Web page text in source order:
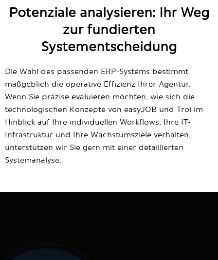
Potenziale analysieren: Ihr Weg
zur fundierten
Systementscheidung
Die Wahl des passenden ERP-Systems bestimmt
maßgeblich die operative Effizienz Ihrer Agentur.
Wenn Sie präzise evaluieren möchten, wie sich die
technologischen Konzepte von easyJOB und Troi im
Hinblick auf Ihre individuellen Workflows, Ihre IT-
Infrastruktur und Ihre Wachstumsziele verhalten,
unterstützen wir Sie gern mit einer detaillierten
Systemanalyse.